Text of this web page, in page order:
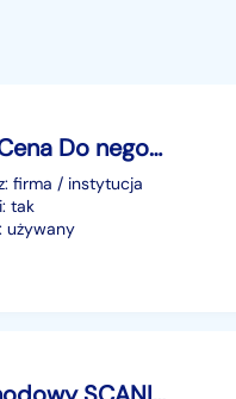
Scania R450 Highline Streamline 2015r Cena Do negocjacji · Faktura VAT
firma / instytucja
tak
używany